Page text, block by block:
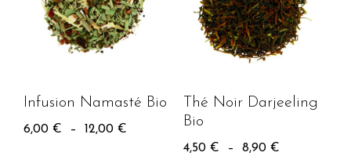
Infusion Namasté Bio
6,00 € – 12,00 €
Thé Noir Darjeeling
Bio
4,50 € – 8,90 €